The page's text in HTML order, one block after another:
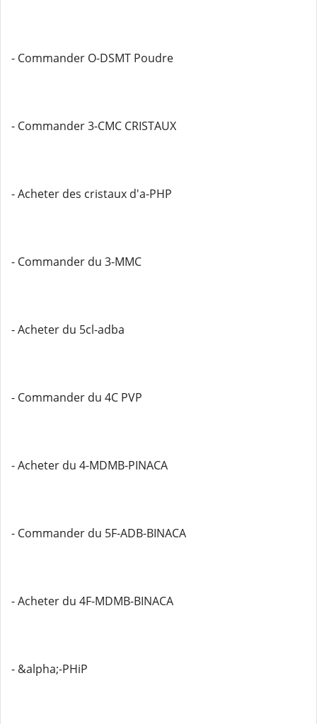
- Commander O-DSMT Poudre
- Commander 3-CMC CRISTAUX
- Acheter des cristaux d'a-PHP
- Commander du 3-MMC
- Acheter du 5cl-adba
- Commander du 4C PVP
- Acheter du 4-MDMB-PINACA
- Commander du 5F-ADB-BINACA
- Acheter du 4F-MDMB-BINACA
- &alpha;-PHiP